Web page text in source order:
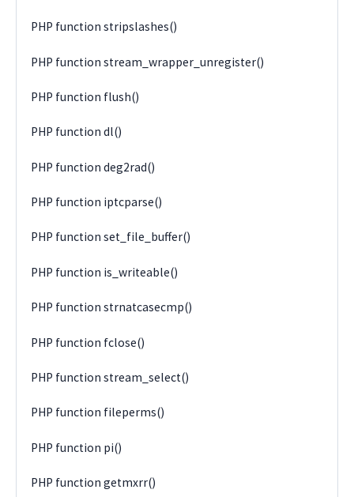
PHP function stripslashes()
PHP function stream_wrapper_unregister()
PHP function flush()
PHP function dl()
PHP function deg2rad()
PHP function iptcparse()
PHP function set_file_buffer()
PHP function is_writeable()
PHP function strnatcasecmp()
PHP function fclose()
PHP function stream_select()
PHP function fileperms()
PHP function pi()
PHP function getmxrr()